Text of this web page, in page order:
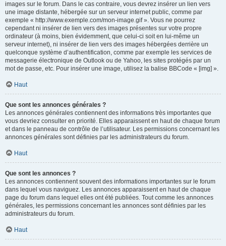
images sur le forum. Dans le cas contraire, vous devrez insérer un lien vers
une image distante, hébergée sur un serveur internet public, comme par
exemple « http://www.exemple.com/mon-image.gif ». Vous ne pourrez
cependant ni insérer de lien vers des images présentes sur votre propre
ordinateur (à moins, bien évidemment, que celui-ci soit en lui-même un
serveur internet), ni insérer de lien vers des images hébergées derrière un
quelconque système d’authentification, comme par exemple les services de
messagerie électronique de Outlook ou de Yahoo, les sites protégés par un
mot de passe, etc. Pour insérer une image, utilisez la balise BBCode « [img] ».
Haut
Que sont les annonces générales ?
Les annonces générales contiennent des informations très importantes que
vous devriez consulter en priorité. Elles apparaissent en haut de chaque forum
et dans le panneau de contrôle de l’utilisateur. Les permissions concernant les
annonces générales sont définies par les administrateurs du forum.
Haut
Que sont les annonces ?
Les annonces contiennent souvent des informations importantes sur le forum
dans lequel vous naviguez. Les annonces apparaissent en haut de chaque
page du forum dans lequel elles ont été publiées. Tout comme les annonces
générales, les permissions concernant les annonces sont définies par les
administrateurs du forum.
Haut